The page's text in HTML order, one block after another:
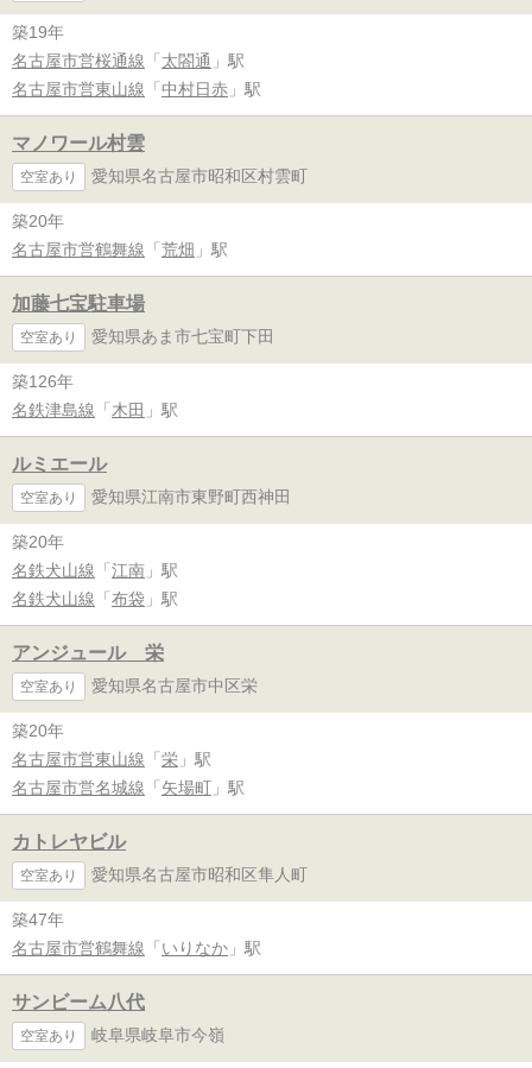
築19年
名古屋市営桜通線 「 太閤通 」駅
名古屋市営東山線 「 中村日赤 」駅
マノワール村雲
空室あり 愛知県名古屋市昭和区村雲町
築20年
名古屋市営鶴舞線 「 荒畑 」駅
加藤七宝駐車場
空室あり 愛知県あま市七宝町下田
築126年
名鉄津島線 「 木田 」駅
ルミエール
空室あり 愛知県江南市東野町西神田
築20年
名鉄犬山線 「 江南 」駅
名鉄犬山線 「 布袋 」駅
アンジュール 栄
空室あり 愛知県名古屋市中区栄
築20年
名古屋市営東山線 「 栄 」駅
名古屋市営名城線 「 矢場町 」駅
カトレヤビル
空室あり 愛知県名古屋市昭和区隼人町
築47年
名古屋市営鶴舞線 「 いりなか 」駅
サンビーム八代
空室あり 岐阜県岐阜市今嶺